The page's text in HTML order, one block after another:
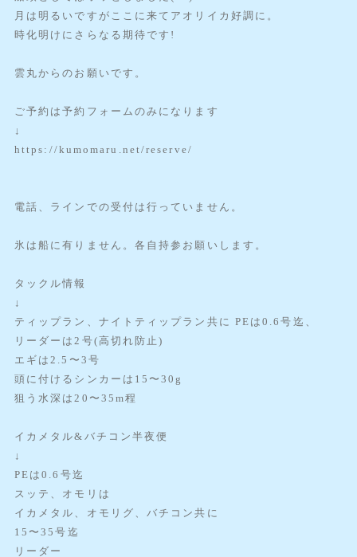
月は明るいですがここに来てアオリイカ好調に。
時化明けにさらなる期待です!
雲丸からのお願いです。
ご予約は予約フォームのみになります
↓
https://kumomaru.net/reserve/
電話、ラインでの受付は行っていません。
氷は船に有りません。各自持参お願いします。
タックル情報
↓
ティップラン、ナイトティップラン共に PEは0.6号迄、
リーダーは2号(高切れ防止)
エギは2.5〜3号
頭に付けるシンカーは15〜30g
狙う水深は20〜35m程
イカメタル&バチコン半夜便
↓
PEは0.6号迄
スッテ、オモリは
イカメタル、オモリグ、バチコン共に
15〜35号迄
リーダー